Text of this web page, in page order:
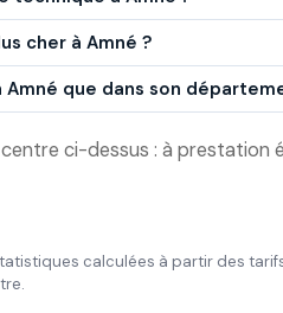
cher à Amné ?
que dans son
ci-dessus : à
calculées à partir des